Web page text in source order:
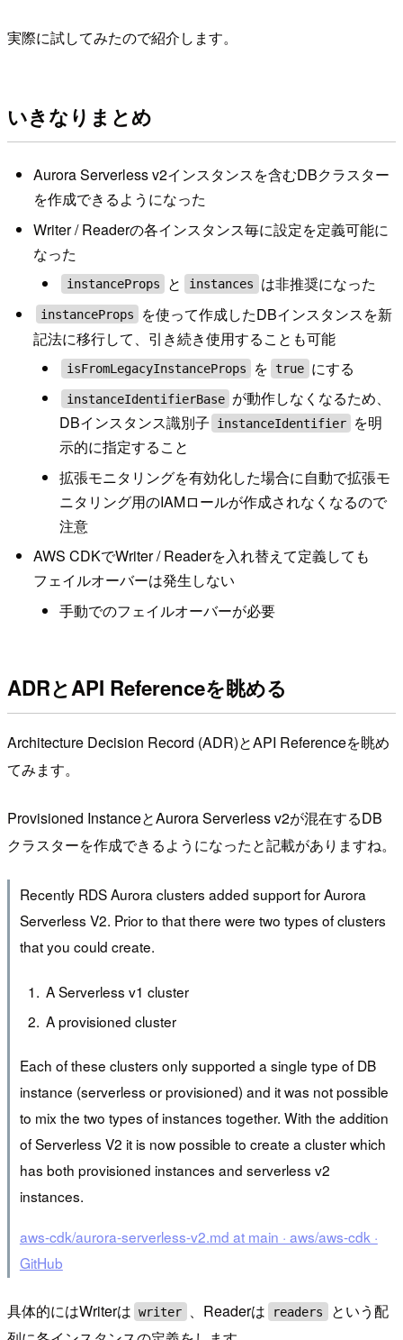
実際に試してみたので紹介します。
いきなりまとめ
Aurora Serverless v2インスタンスを含むDBクラスター
を作成できるようになった
Writer / Readerの各インスタンス毎に設定を定義可能に
なった
instanceProps と instances は非推奨になった
instanceProps
を使って作成したDBインスタンスを新
記法に移行して、引き続き使用することも可能
isFromLegacyInstanceProps を true にする
instanceIdentifierBase が動作しなくなるため、
DBインスタンス識別子
instanceIdentifier
を明
示的に指定すること
拡張モニタリングを有効化した場合に自動で拡張モ
ニタリング用のIAMロールが作成されなくなるので
注意
AWS CDKでWriter / Readerを入れ替えて定義しても
フェイルオーバーは発生しない
手動でのフェイルオーバーが必要
ADRとAPI Referenceを眺める
Architecture Decision Record (ADR)とAPI Referenceを眺め
てみます。
Provisioned InstanceとAurora Serverless v2が混在するDB
クラスターを作成できるようになったと記載がありますね。
Recently RDS Aurora clusters added support for Aurora
Serverless V2. Prior to that there were two types of clusters
that you could create.
A Serverless v1 cluster
A provisioned cluster
Each of these clusters only supported a single type of DB
instance (serverless or provisioned) and it was not possible
to mix the two types of instances together. With the addition
of Serverless V2 it is now possible to create a cluster which
has both provisioned instances and serverless v2
instances.
aws-cdk/aurora-serverless-v2.md at main · aws/aws-cdk ·
GitHub
具体的にはWriterは writer 、Readerは readers
という配